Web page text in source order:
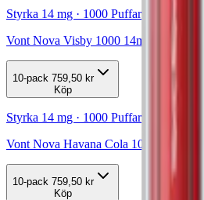
Styrka 14 mg · 1000 Puffar
Vont Nova Visby 1000 14mg
10-pack 759,50 kr
Köp
Styrka 14 mg · 1000 Puffar
Vont Nova Havana Cola 1000 14mg
10-pack 759,50 kr
Köp